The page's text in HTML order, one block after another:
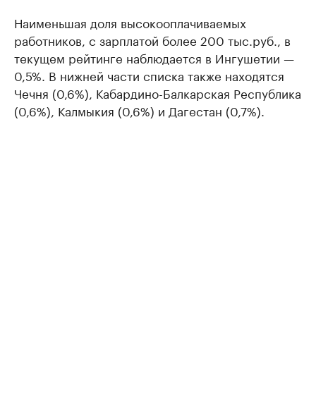
Наименьшая доля высокооплачиваемых
работников, с зарплатой более 200 тыс.руб., в
текущем рейтинге наблюдается в Ингушетии —
0,5%. В нижней части списка также находятся
Чечня (0,6%), Кабардино-Балкарская Республика
(0,6%), Калмыкия (0,6%) и Дагестан (0,7%).